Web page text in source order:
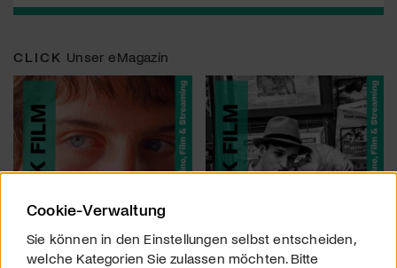
CLICK Unser eMagazin
Cookie-Verwaltung
Sie können in den Einstellungen selbst entscheiden,
welche Kategorien Sie zulassen möchten. Bitte